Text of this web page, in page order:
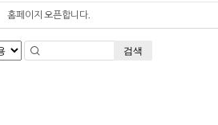
홈페이지 오픈합니다.
검색